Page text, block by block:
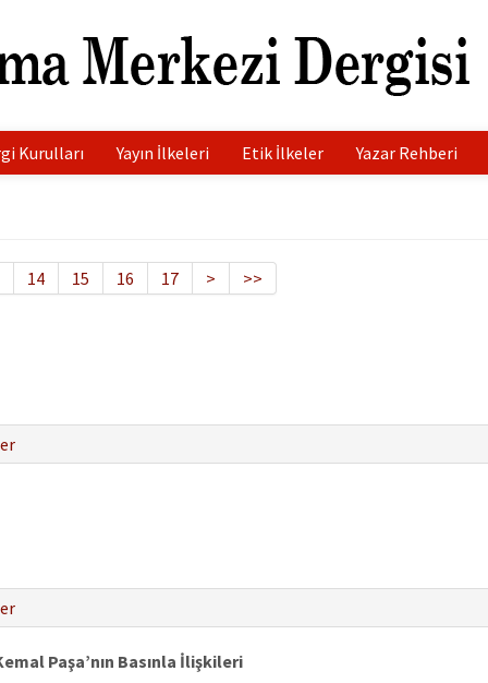
Kurulları Yayın İlkeleri Etik İlkeler Yazar Rehberi
14 15 16 17 > >>
Paşa’nın Basınla İlişkileri